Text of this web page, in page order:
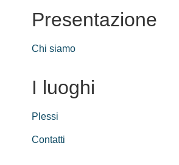
Presentazione
Chi siamo
I luoghi
Plessi
Contatti